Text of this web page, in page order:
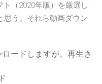
（2020年版）を厳選し
思う。それら動画ダウン
ードしますが、再生さ